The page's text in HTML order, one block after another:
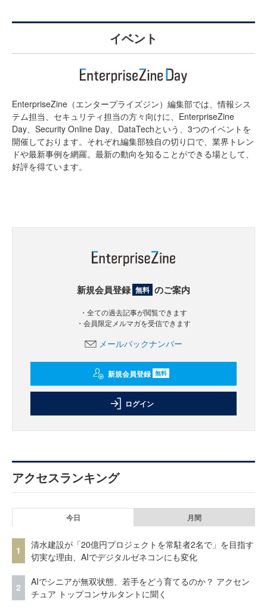
イベント
EnterpriseZine（エンタープライズジン）編集部では、情報シス
テム担当、セキュリティ担当の方々向けに、EnterpriseZine
Day、Security Online Day、DataTechという、3つのイベントを
開催しております。それぞれ編集部独自の切り口で、業界トレン
ドや最新事例を網羅。最新の動向を知ることができる場として、
好評を得ています。
新規会員登録 無料 のご案内
・全ての過去記事が閲覧できます
・会員限定メルマガを受信できます
メールバックナンバー
新規会員登録 無料
ログイン
アクセスランキング
今日 月間
1
清水建設が「20億円プロジェクトを常駐者2名で」を目指す
切実な理由、AIでデジタルゼネコンにも変化
2
AIでシニアが無双状態、若手をどう育てるのか？ アクセン
チュア トップコンサルタントに聞く